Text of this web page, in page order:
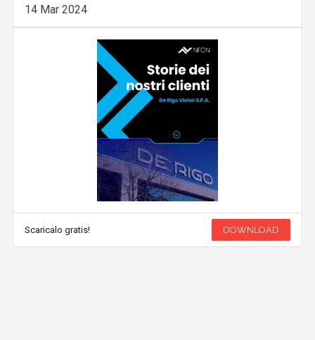
14 Mar 2024
Scaricalo gratis! DOWNLOAD